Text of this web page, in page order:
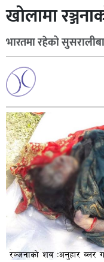
खोलामा
भारतमा रहेको